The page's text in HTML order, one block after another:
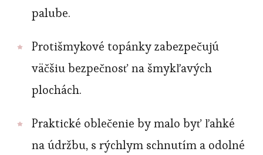
palube.
Protišmykové topánky zabezpečujú
väčšiu bezpečnosť na šmykľavých
plochách.
Praktické oblečenie by malo byť ľahké
na údržbu, s rýchlym schnutím a odolné